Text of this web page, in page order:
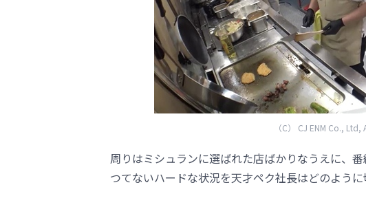
（C） CJ ENM Co.,
周りはミシュランに選ばれた店ばかりなうえに、
つてないハードな状況を天才ペク社長はどのよう